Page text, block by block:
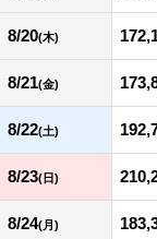
8/20(木)
8/21(金)
8/22(土)
8/23(日)
8/24(月)